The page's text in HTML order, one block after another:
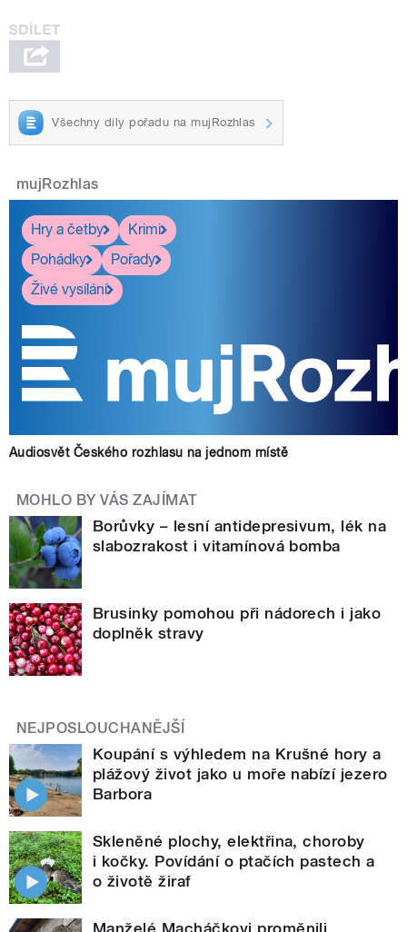
Všechny díly pořadu na mujRozhlas
mujRozhlas
Hry a četby
Krimi
Pohádky
Pořady
Živé vysílání
Audiosvět Českého rozhlasu na jednom místě
MOHLO BY VÁS ZAJÍMAT
Borůvky – lesní antidepresivum, lék na
slabozrakost i vitamínová bomba
Brusinky pomohou při nádorech i jako
doplněk stravy
NEJPOSLOUCHANĚJŠÍ
Koupání s výhledem na Krušné hory a
plážový život jako u moře nabízí jezero
Barbora
Skleněné plochy, elektřina, choroby
i kočky. Povídání o ptačích pastech a
o životě žiraf
Manželé Macháčkovi proměnili